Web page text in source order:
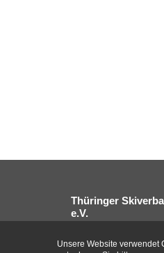
Thüringer
e.V.
Startseite
Unsere Website verwendet